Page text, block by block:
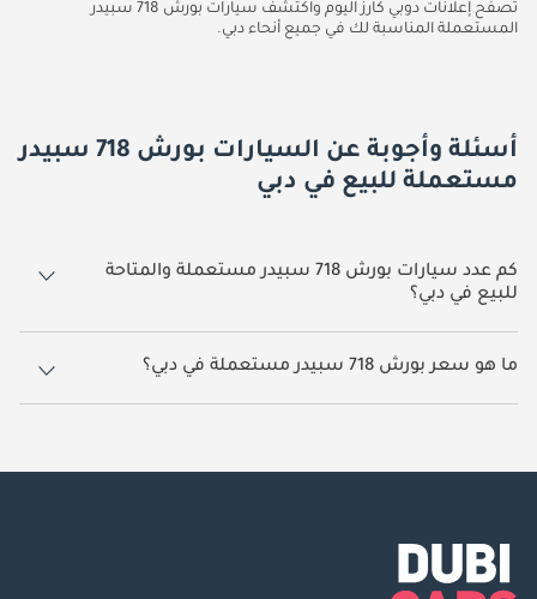
تصفح إعلانات دوبي كارز اليوم واكتشف سيارات بورش 718 سبيدر
المستعملة المناسبة لك في جميع أنحاء دبي.
أسئلة وأجوبة عن السيارات بورش 718 سبيدر
مستعملة للبيع في دبي
كم عدد سيارات بورش 718 سبيدر مستعملة والمتاحة
للبيع في دبي؟
7 سيارة بورش 718 سبيدر مستعملة متوفرة للبيع في دبي.
ما هو سعر بورش 718 سبيدر مستعملة في دبي؟
يبدأ سعر سيارة بورش 718 سبيدر مستعملة في دبي 195,000.